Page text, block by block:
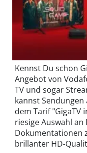
Kennst Du schon
Angebot von
TV und sogar
kannst
dem Tarif "GigaTV
riesige Auswahl an
Dokumentationen
brillanter HD-